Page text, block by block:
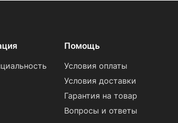
Помощь
Условия оплаты
Условия доставки
Гарантия на товар
Вопросы и ответы